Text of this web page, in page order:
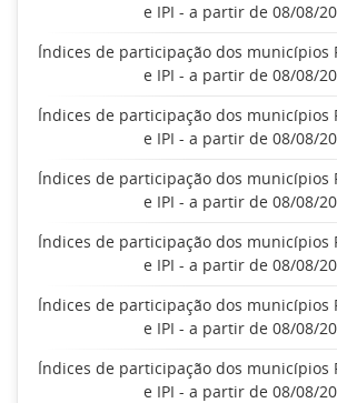
e IPI - a partir de 08/08/
Índices de participação dos municípios
e IPI - a partir de 08/08/
Índices de participação dos municípios
e IPI - a partir de 08/08/
Índices de participação dos municípios
e IPI - a partir de 08/08/
Índices de participação dos municípios
e IPI - a partir de 08/08/
Índices de participação dos municípios
e IPI - a partir de 08/08/
Índices de participação dos municípios
e IPI - a partir de 08/08/